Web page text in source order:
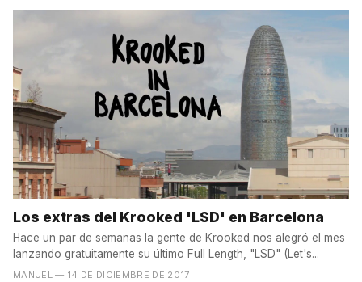
Los extras del Krooked 'LSD' en Barcelona
Hace un par de semanas la gente de Krooked nos alegró el mes
lanzando gratuitamente su último Full Length, "LSD" (Let's...
MANUEL — 14 DE DICIEMBRE DE 2017